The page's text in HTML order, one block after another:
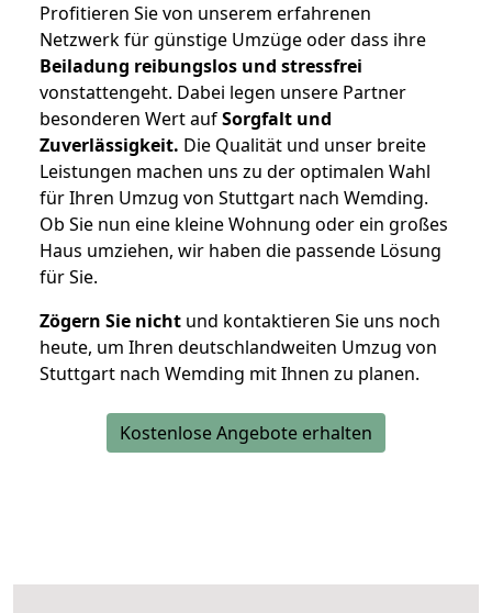
Profitieren Sie von unserem erfahrenen
Netzwerk für günstige Umzüge oder dass ihre
Beiladung reibungslos und stressfrei
vonstattengeht. Dabei legen unsere Partner
besonderen Wert aufSorgfalt und
Zuverlässigkeit. Die Qualität und unser breite
Leistungen machen uns zu der optimalen Wahl
für Ihren Umzug von Stuttgart nach Wemding.
Ob Sie nun eine kleine Wohnung oder ein großes
Haus umziehen, wir haben die passende Lösung
für Sie.
Zögern Sie nicht und kontaktieren Sie uns noch
heute, um Ihren deutschlandweiten Umzug von
Stuttgart nach Wemding mit Ihnen zu planen.
Kostenlose Angebote erhalten